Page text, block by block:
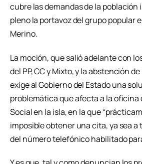
cubre las demandas de la población
pleno la portavoz del grupo popular
Merino.
La moción, que salió adelante con
del PP, CC y Mixto, y la abstención
exige al Gobierno del Estado una
problemática que afecta a la oficina
Social en la isla, en la que
imposible obtener una cita, ya sea a
del número telefónico habilitado